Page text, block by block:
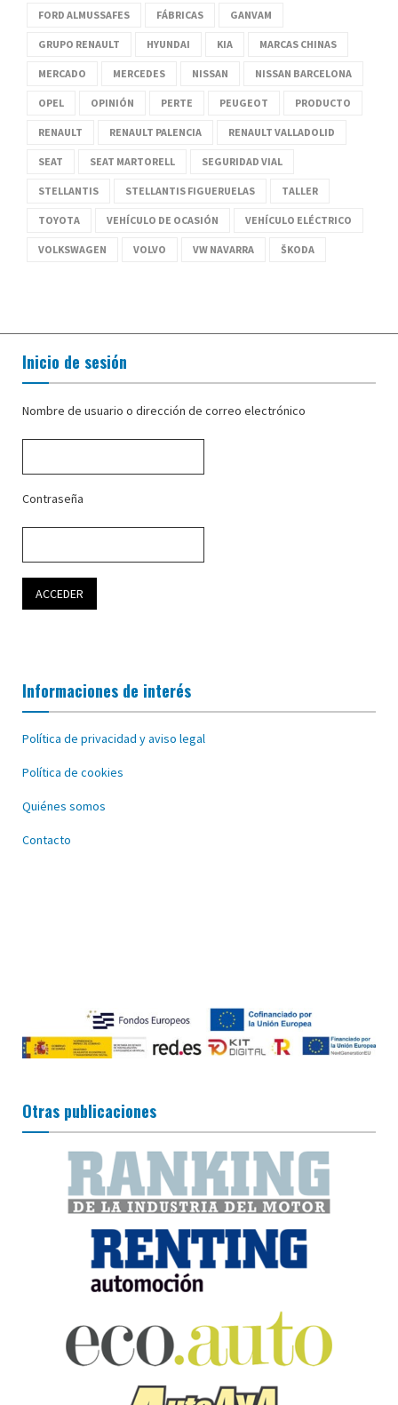
FORD ALMUSSAFES FÁBRICAS GANVAM
GRUPO RENAULT HYUNDAI KIA MARCAS CHINAS
MERCADO MERCEDES NISSAN NISSAN BARCELONA
OPEL OPINIÓN PERTE PEUGEOT PRODUCTO
RENAULT RENAULT PALENCIA RENAULT VALLADOLID
SEAT SEAT MARTORELL SEGURIDAD VIAL
STELLANTIS STELLANTIS FIGUERUELAS TALLER
TOYOTA VEHÍCULO DE OCASIÓN VEHÍCULO ELÉCTRICO
VOLKSWAGEN VOLVO VW NAVARRA ŠKODA
Inicio de sesión
Nombre de usuario o dirección de correo electrónico
Contraseña
Informaciones de interés
Política de privacidad y aviso legal
Política de cookies
Quiénes somos
Contacto
Otras publicaciones